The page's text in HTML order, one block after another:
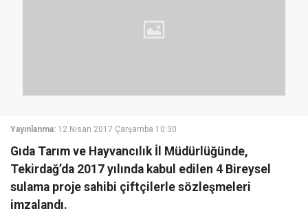
Yayınlanma: 12 Nisan 2017 Çarşamba 10:30
Gıda Tarım ve Hayvancılık İl Müdürlüğünde,
Tekirdağ’da 2017 yılında kabul edilen 4 Bireysel
sulama proje sahibi çiftçilerle sözleşmeleri
imzalandı.